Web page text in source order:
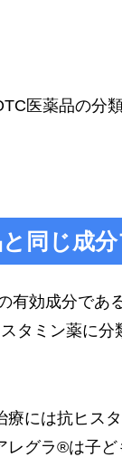
医薬品の分
同じ成
有効成分であ
タミン薬に
療には抗ヒス
レグラ®は子